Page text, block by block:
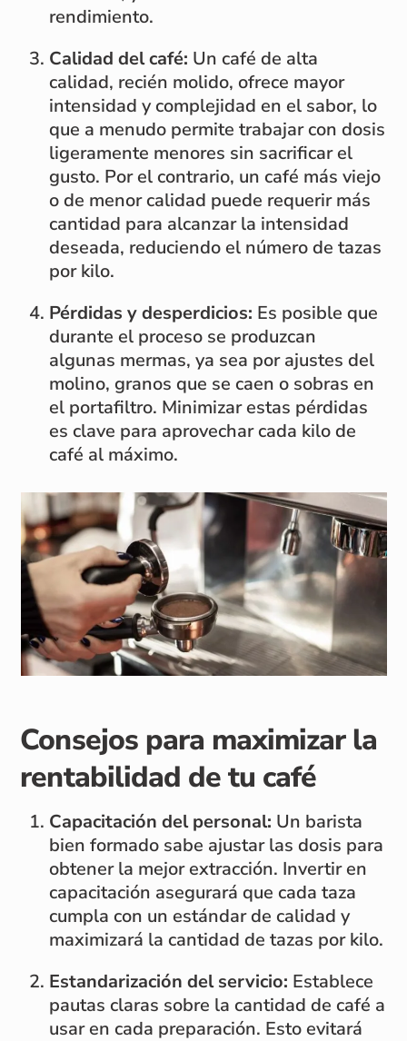
rendimiento.
Calidad del café: Un café de alta
calidad, recién molido, ofrece mayor
intensidad y complejidad en el sabor, lo
que a menudo permite trabajar con dosis
ligeramente menores sin sacrificar el
gusto. Por el contrario, un café más viejo
o de menor calidad puede requerir más
cantidad para alcanzar la intensidad
deseada, reduciendo el número de tazas
por kilo.
Pérdidas y desperdicios: Es posible que
durante el proceso se produzcan
algunas mermas, ya sea por ajustes del
molino, granos que se caen o sobras en
el portafiltro. Minimizar estas pérdidas
es clave para aprovechar cada kilo de
café al máximo.
Consejos para maximizar la
rentabilidad de tu café
Capacitación del personal: Un barista
bien formado sabe ajustar las dosis para
obtener la mejor extracción. Invertir en
capacitación asegurará que cada taza
cumpla con un estándar de calidad y
maximizará la cantidad de tazas por kilo.
Estandarización del servicio: Establece
pautas claras sobre la cantidad de café a
usar en cada preparación. Esto evitará